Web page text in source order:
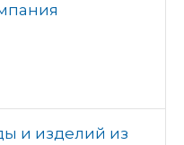
и изделий из